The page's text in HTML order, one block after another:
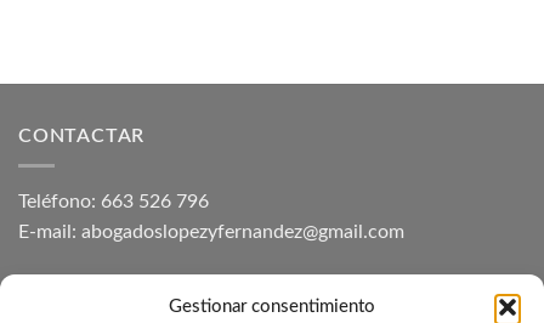
Gestionar consentimiento
CONTACTAR
Teléfono: 663 526 796
E-mail: abogadoslopezyfernandez@gmail.com